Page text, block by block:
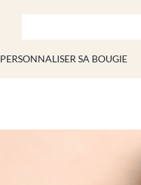
PERSONNALISER SA BOUGIE